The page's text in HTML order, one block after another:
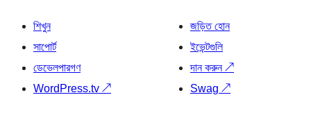
শিখুন
সাপোর্ট
ডেভেলপারগণ
WordPress.tv ↗
জড়িত হোন
ইভেন্টগুলি
দান করুন↗
Swag ↗